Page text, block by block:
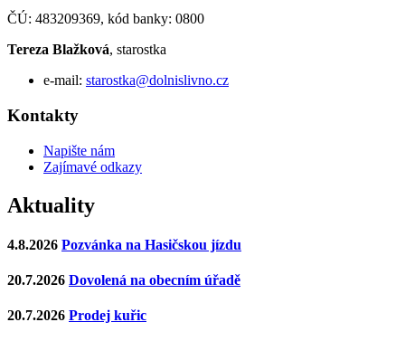
ČÚ: 483209369, kód banky: 0800
Tereza Blažková, starostka
e-mail: starostka@dolnislivno.cz
Kontakty
Napište nám
Zajímavé odkazy
Aktuality
4.8.2026 Pozvánka na Hasičskou jízdu
20.7.2026 Dovolená na obecním úřadě
20.7.2026 Prodej kuřic